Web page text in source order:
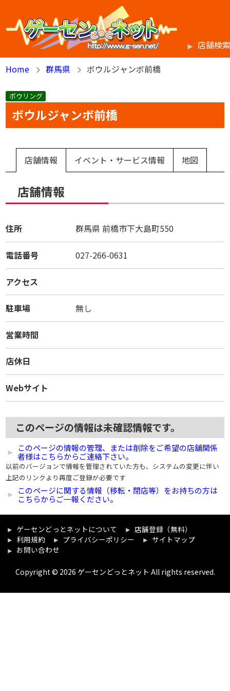
店舗検
Home
群馬県 ボウルジャンボ前橋
ボウリング
ボウルジャンボ前橋
店舗情報 イベント・サービス情報 地図
店舗情報
住所 群馬県 前橋市下大島町550
電話番号 027-266-0631
アクセス
駐車場 無し
営業時間
店休日
Webサイト
このページの情報は未確認情報です。
このページの情報の管理、または削除をご希望の店舗関係
者様はこちらからご連絡下さい。
以前のバージョンで情報を管理されていた方も、システムの変更に伴い
上記のリンクより再度ご登録が必要です
このページに関する情報（移転・閉店等）をお持ちの方は
こちらからご一報ください。
ゲーセンどっとネットについて
店舗登録（無料）
利用規約
プライバシーポリシー
サイトマップ
お問い合わせ
Copyright © 2026 ゲーセンどっとネット All rights reserved.